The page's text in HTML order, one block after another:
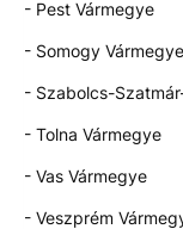
- Pest Vármegye
- Somogy Vármegye
- Szabolcs-
- Tolna Vármegye
- Vas Vármegye
- Veszprém